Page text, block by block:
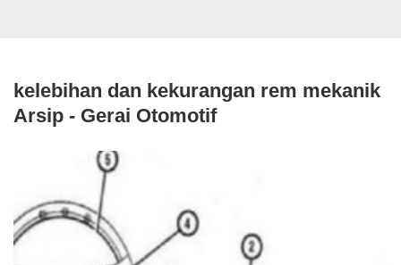
kelebihan dan kekurangan rem mekanik
Arsip - Gerai Otomotif